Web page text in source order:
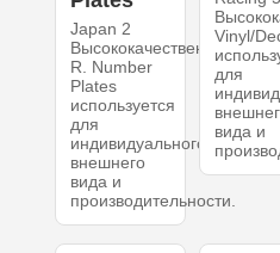
Japan 2
Высококачественный
R. Number
Plates
используется
для
индивидуального
внешнего
вида и
производительности.
Vinyl/
для
вида и